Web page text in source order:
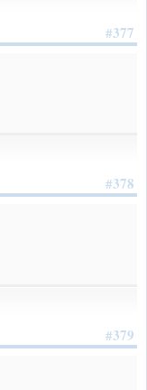
#377
#378
#379